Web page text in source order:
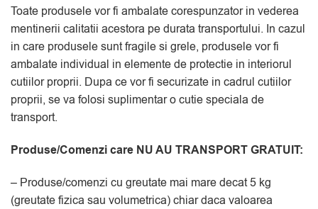
Toate produsele vor fi ambalate corespunzator in vederea
mentinerii calitatii acestora pe durata transportului. In cazul
in care produsele sunt fragile si grele, produsele vor fi
ambalate individual in elemente de protectie in interiorul
cutiilor proprii. Dupa ce vor fi securizate in cadrul cutiilor
proprii, se va folosi suplimentar o cutie speciala de
transport.
Produse/Comenzi care NU AU TRANSPORT GRATUIT:
– Produse/comenzi cu greutate mai mare decat 5 kg
(greutate fizica sau volumetrica) chiar daca valoarea